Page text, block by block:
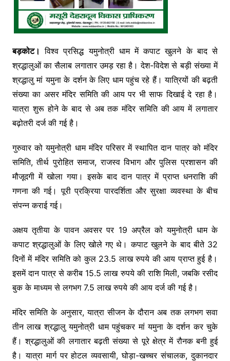
बड़कोट। विश्व प्रसिद्धयमुनोत्री धाममें कपाट खुलने के बाद से
श्रद्धालुओं का सैलाब लगातार उमड़ रहा है। देश-विदेश से बड़ी संख्या में
श्रद्धालु मां यमुना के दर्शन के लिए धाम पहुंच रहे हैं। यात्रियों की बढ़ती
संख्या का असर मंदिर समिति की आय पर भी साफ दिखाई दे रहा है।
यात्रा शुरू होने के बाद से अब तक मंदिर समिति की आय में लगातार
बढ़ोतरी दर्ज की गई है।
गुरुवार को यमुनोत्री धाम मंदिर परिसर में स्थापित दान पात्र को मंदिर
समिति, तीर्थ पुरोहित समाज, राजस्व विभाग और पुलिस प्रशासन की
मौजूदगी में खोला गया। इसके बाद दान पात्र में प्राप्त धनराशि की
गणना की गई। पूरी प्रक्रिया पारदर्शिता और सुरक्षा व्यवस्था के बीच
संपन्न कराई गई।
अक्षय तृतीया के पावन अवसर पर 19 अप्रैल को यमुनोत्री धाम के
कपाट श्रद्धालुओं के लिए खोले गए थे। कपाट खुलने के बाद बीते 32
दिनों में मंदिर समिति को कुल 23.5 लाख रुपये की आय प्राप्त हुई है।
इसमें दान पात्र से करीब 15.5 लाख रुपये की राशि मिली, जबकि रसीद
बुक के माध्यम से लगभग 7.5 लाख रुपये की आय दर्ज की गई है।
मंदिर समिति के अनुसार, यात्रा सीजन के दौरान अब तक लगभग सवा
तीन लाख श्रद्धालु यमुनोत्री धाम पहुंचकर मां यमुना के दर्शन कर चुके
हैं। श्रद्धालुओं की लगातार बढ़ती संख्या से पूरे क्षेत्र में रौनक बनी हुई
है। यात्रा मार्ग पर होटल व्यवसायी, घोड़ा-खच्चर संचालक, दुकानदार